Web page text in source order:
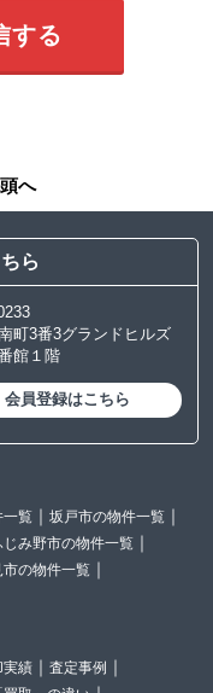
する
へ
ら
町3番3グランドヒルズ
館１階
会員登録はこちら
一覧
坂戸市の物件一覧
じみ野市の物件一覧
市の物件一覧
実績
査定事例